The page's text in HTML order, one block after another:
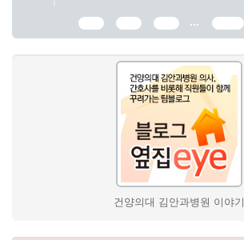
911
912 913 ... 1190
건양의대 김안과병원 이야기